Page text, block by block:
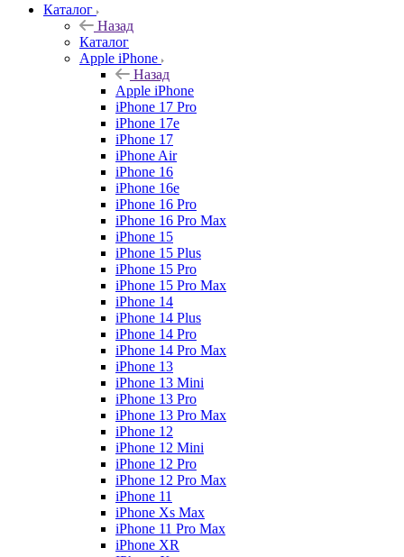
Каталог
Назад
Каталог
Apple iPhone
Назад
Apple iPhone
iPhone 17 Pro
iPhone 17e
iPhone 17
iPhone Air
iPhone 16
iPhone 16e
iPhone 16 Pro
iPhone 16 Pro Max
iPhone 15
iPhone 15 Plus
iPhone 15 Pro
iPhone 15 Pro Max
iPhone 14
iPhone 14 Plus
iPhone 14 Pro
iPhone 14 Pro Max
iPhone 13
iPhone 13 Mini
iPhone 13 Pro
iPhone 13 Pro Max
iPhone 12
iPhone 12 Mini
iPhone 12 Pro
iPhone 12 Pro Max
iPhone 11
iPhone Xs Max
iPhone 11 Pro Max
iPhone XR